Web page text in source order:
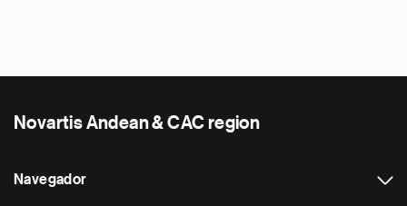
Novartis Andean & CAC region
Navegador